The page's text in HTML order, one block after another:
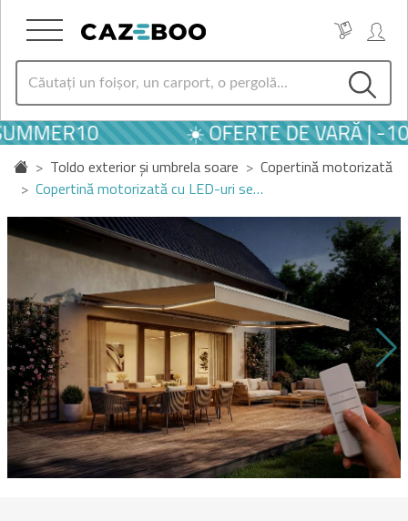
☀️ OFERTE DE VARĂ | -
Toldo exterior și umbrela soare
Copertină motorizată
Copertină motorizată cu LED-uri se…